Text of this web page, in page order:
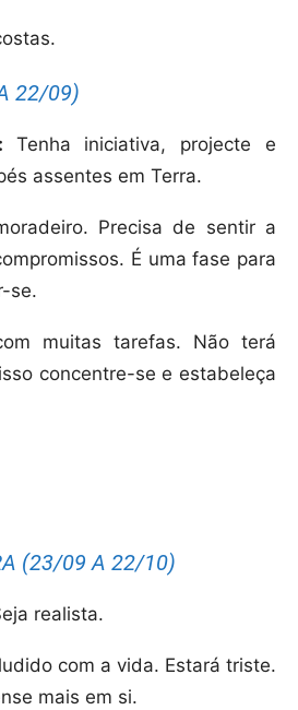
22/09)
Tenha iniciativa, projecte e
assentes em Terra.
Precisa de sentir a
É uma fase para
se.
muitas tarefas. Não terá
concentre-se e estabeleça
(23/09 A 22/10)
realista.
com a vida. Estará triste.
mais em si.